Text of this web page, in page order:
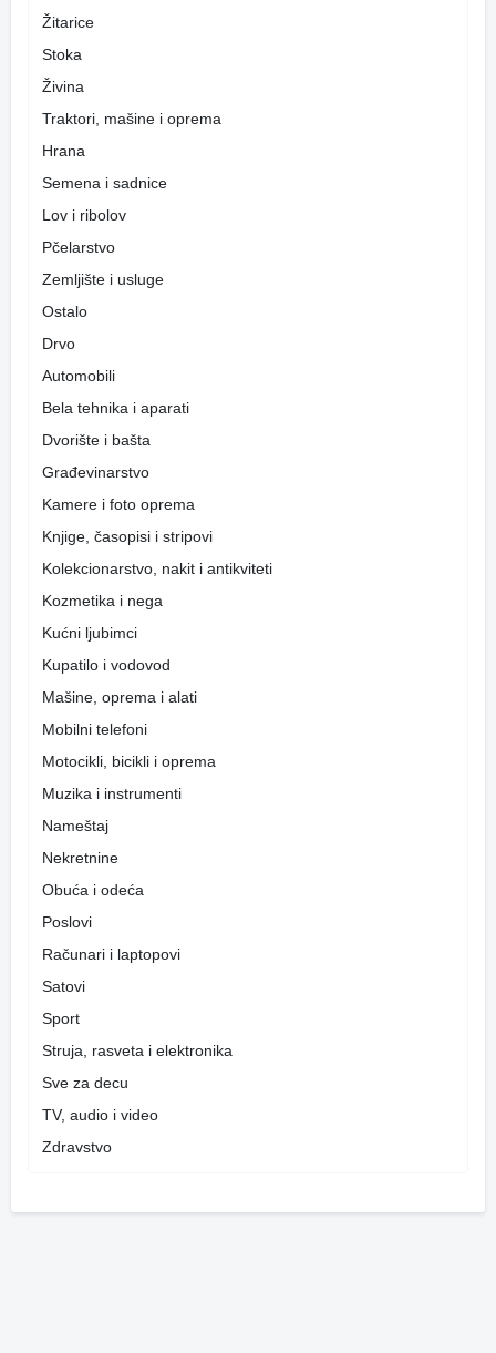
Žitarice
Stoka
Živina
Traktori, mašine i oprema
Hrana
Semena i sadnice
Lov i ribolov
Pčelarstvo
Zemljište i usluge
Ostalo
Drvo
Automobili
Bela tehnika i aparati
Dvorište i bašta
Građevinarstvo
Kamere i foto oprema
Knjige, časopisi i stripovi
Kolekcionarstvo, nakit i antikviteti
Kozmetika i nega
Kućni ljubimci
Kupatilo i vodovod
Mašine, oprema i alati
Mobilni telefoni
Motocikli, bicikli i oprema
Muzika i instrumenti
Nameštaj
Nekretnine
Obuća i odeća
Poslovi
Računari i laptopovi
Satovi
Sport
Struja, rasveta i elektronika
Sve za decu
TV, audio i video
Zdravstvo